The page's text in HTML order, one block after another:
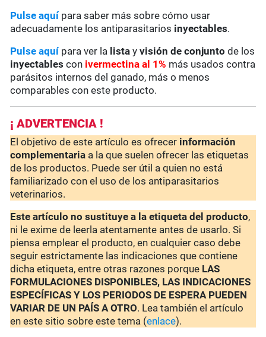
Pulse aquípara saber más sobre cómo usar
adecuadamente los antiparasitarios inyectables.
Pulse aquí para ver la lista yvisión de conjunto de los
inyectables con ivermectina al 1% más usados contra
parásitos internos del ganado, más o menos
comparables con este producto.
¡ ADVERTENCIA !
El objetivo de este artículo es ofrecer información
complementaria a la que suelen ofrecer las etiquetas
de los productos. Puede ser útil a quien no está
familiarizado con el uso de los antiparasitarios
veterinarios.
Este artículo no sustituye a la etiqueta del producto,
ni le exime de leerla atentamente antes de usarlo. Si
piensa emplear el producto, en cualquier caso debe
seguir estrictamente las indicaciones que contiene
dicha etiqueta, entre otras razones porque LAS
FORMULACIONES DISPONIBLES, LAS INDICACIONES
ESPECÍFICAS Y LOS PERIODOS DE ESPERA PUEDEN
VARIAR DE UN PAÍS A OTRO. Lea también el artículo
en este sitio sobre este tema (enlace).